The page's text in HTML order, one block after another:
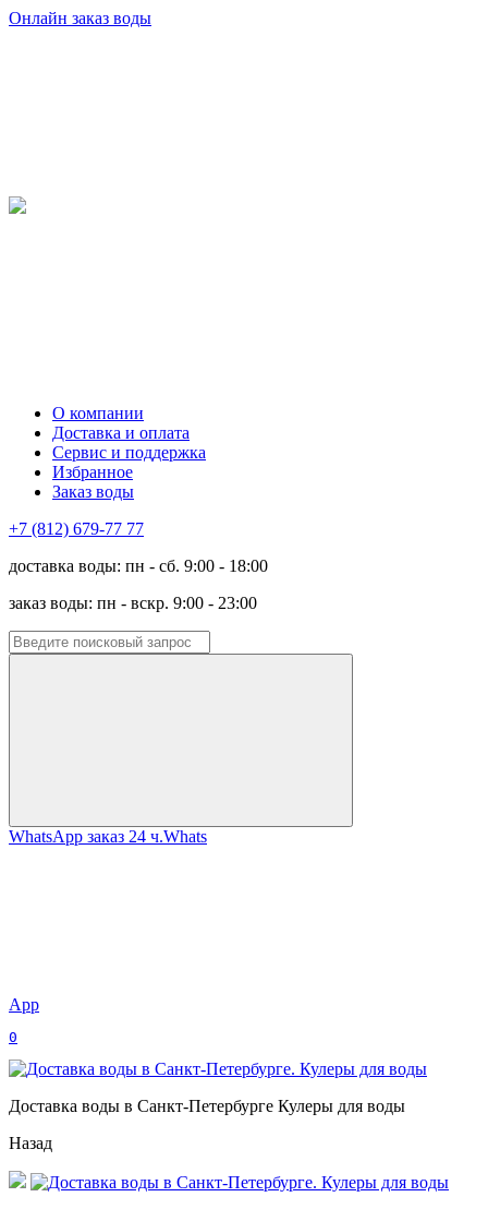
Онлайн заказ воды
О компании
Доставка и оплата
Сервис и поддержка
Избранное
Заказ воды
+7 (812) 679-77 77
доставка воды: пн - сб. 9:00 - 18:00
заказ воды: пн - вскр. 9:00 - 23:00
WhatsApp заказ 24 ч.Whats
App
0
Доставка воды в Санкт-Петербурге Кулеры для воды
Назад